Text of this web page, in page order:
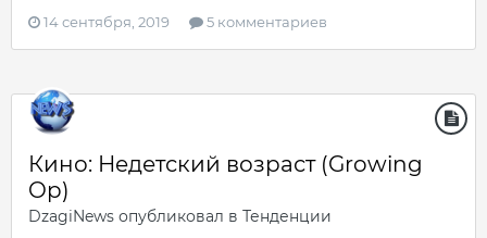
14 сентября, 2019 5 комментариев
Кино: Недетский возраст (Growing
Op)
DzagiNews опубликовал в Тенденции